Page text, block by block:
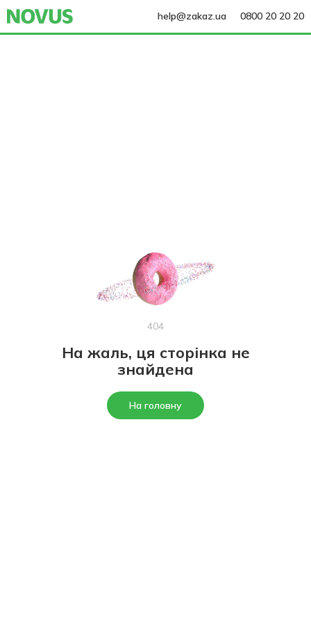
help@zakaz.ua 0800 20 20 20
404
На жаль, ця сторінка не
знайдена
На головну